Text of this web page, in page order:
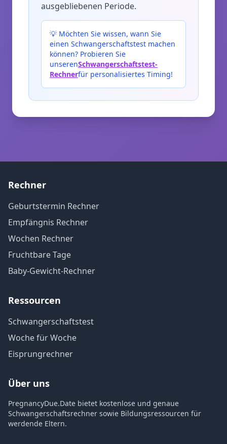
ausgebliebenen Periode.
💡 Möchten Sie wissen, wann Sie
einen Schwangerschaftstest machen
können? Probieren Sie
unserenSchwangerschaftstest-
Rechnerfür personalisiertes Timing!
Rechner
Geburtstermin Rechner
Empfängnis Rechner
Wochen Rechner
Fruchtbare Tage
Baby-Gewicht-Rechner
Ressourcen
Schwangerschaftstest
Woche für Woche
Eisprungrechner
Über uns
PregnancyDue.Date bietet kostenlose und genaue
Schwangerschaftsrechner sowie Bildungsressourcen für
werdende Eltern.